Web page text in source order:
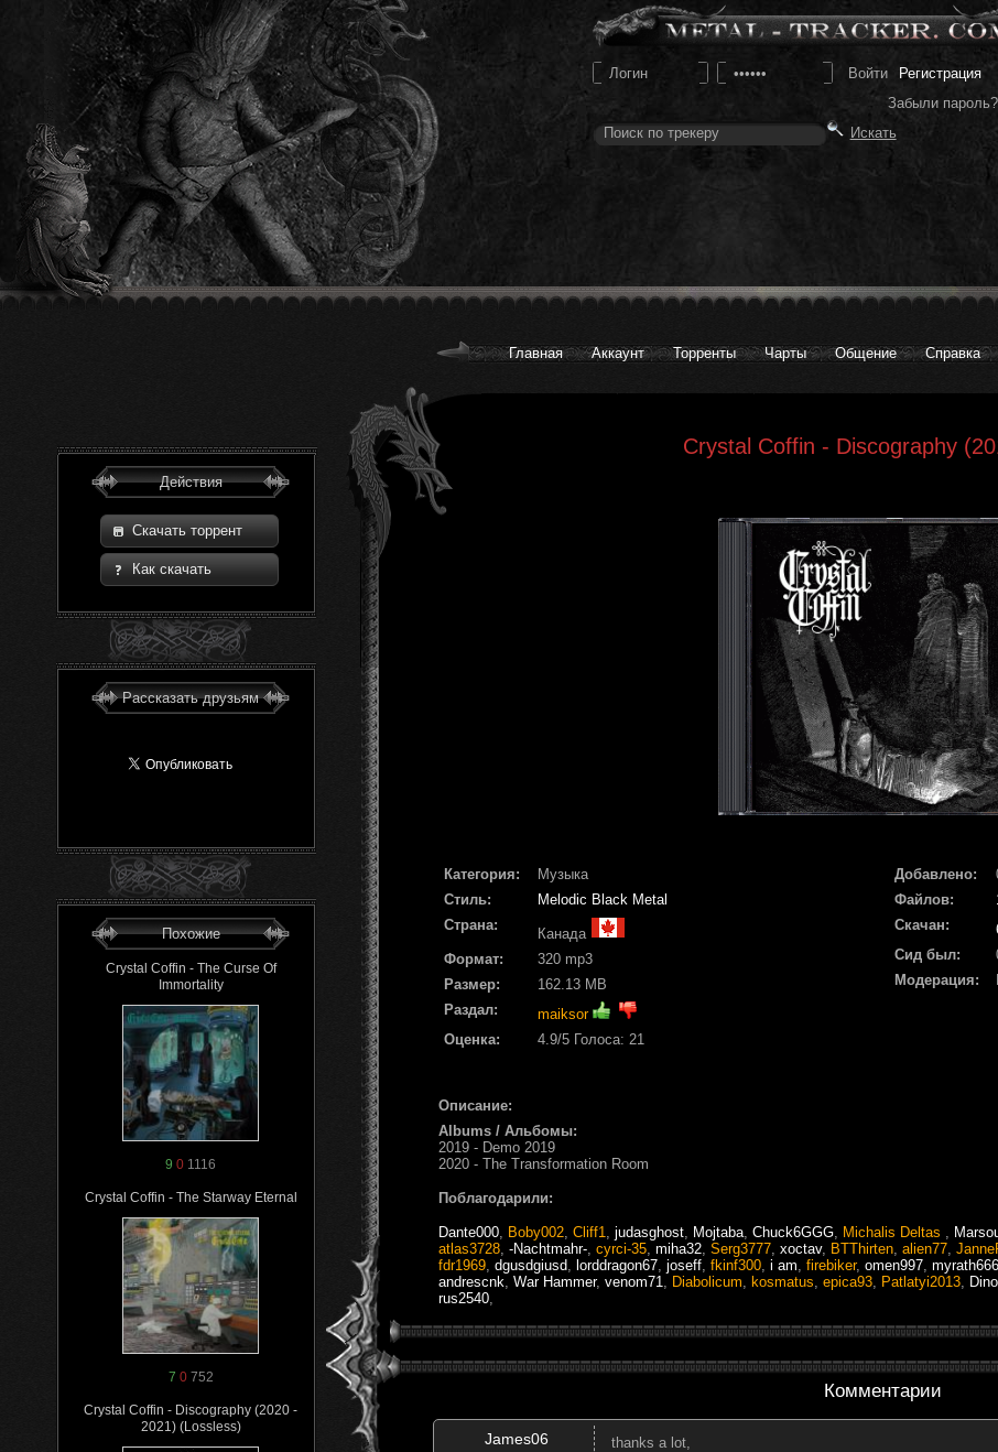
Регистрация
Забыли пароль?
Главная Аккаунт Торренты Чарты Общение Справка
Действия
Скачать торрент
Как скачать
Рассказать друзьям
Похожие
Crystal Coffin - The Curse Of
Immortality
9 0 1116
Crystal Coffin - The Starway Eternal
7 0752
Crystal Coffin - Discography (2020 -
2021) (Lossless)
Crystal Coffin - Discography
Категория:
Музыка
Стиль:
Melodic Black Metal
Страна:
Канада
Формат:
320 mp3
Размер:
162.13 MB
Раздал:
maiksor
Оценка:
4.9/5 Голоса: 21
Добавлено:
Файлов:
Скачан:
Сид был:
Модерация:
Описание:
Albums / Альбомы:
2019 - Demo 2019
2020 - The Transformation Room
Поблагодарили:
Dante000 Boby002 Cliff1 judasghost Mojtaba Chuck6GGG Michalis Deltas
atlas3728 -Nachtmahr- cyrci-35 miha32 Serg3777 xoctav, BTThirten alien77
fdr1969 dgusdgiusd lorddragon67 joseff fkinf300 i am firebiker, omen997 myrath666
andrescnk War Hammer, venom71 Diabolicum kosmatus epica93 Patlatyi2013
rus2540
Комментарии
James06 thanks a lot,